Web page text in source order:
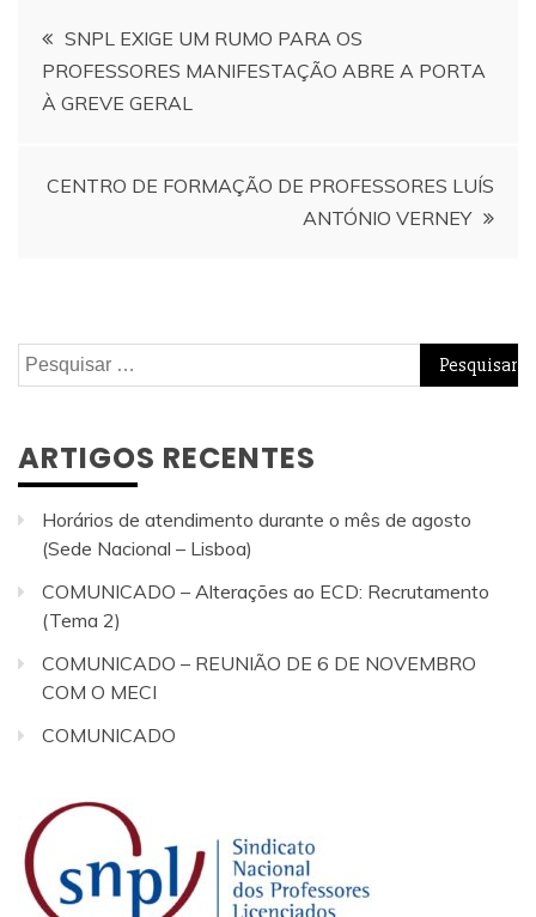
Navegação
de
SNPL EXIGE UM RUMO PARA OS
PROFESSORES MANIFESTAÇÃO ABRE A PORTA
À GREVE GERAL
CENTRO DE FORMAÇÃO DE PROFESSORES LUÍS
ANTÓNIO VERNEY
Pesquisar
por:
ARTIGOS RECENTES
Horários de atendimento durante o mês de agosto
(Sede Nacional – Lisboa)
COMUNICADO – Alterações ao ECD: Recrutamento
(Tema 2)
COMUNICADO – REUNIÃO DE 6 DE NOVEMBRO
COM O MECI
COMUNICADO